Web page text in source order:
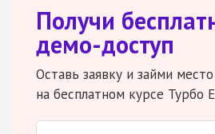
Получи
демо-доступ
Оставь заявку и займи место
на бесплатном курсе Турбо